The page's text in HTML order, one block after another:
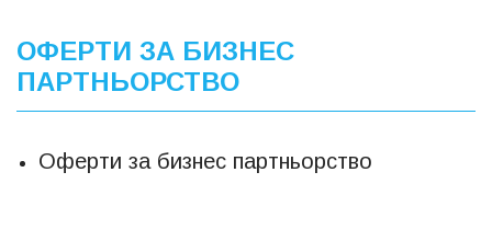
ОФЕРТИ ЗА БИЗНЕС
ПАРТНЬОРСТВО
Оферти за бизнес партньорство